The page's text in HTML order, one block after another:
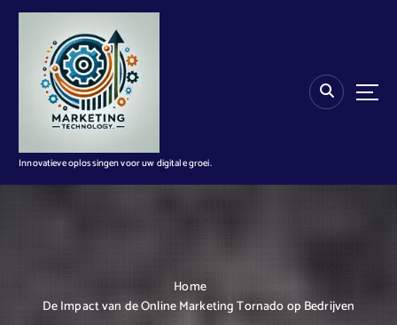
n
Innovatieve oplossingen voor uw digitale groei.
Home
De Impact van de Online Marketing Tornado op Bedrijven